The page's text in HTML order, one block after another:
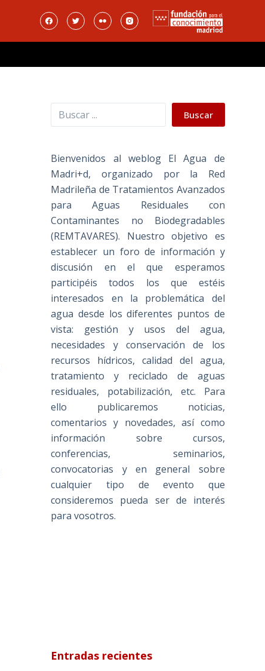
Buscar Buscar
Bienvenidos al weblog El Agua de
Madri+d, organizado por la Red
Madrileña de Tratamientos Avanzados
para Aguas Residuales con
Contaminantes no Biodegradables
(REMTAVARES). Nuestro objetivo es
establecer un foro de información y
discusión en el que esperamos
participéis todos los que estéis
interesados en la problemática del
agua desde los diferentes puntos de
vista: gestión y usos del agua,
necesidades y conservación de los
recursos hídricos, calidad del agua,
tratamiento y reciclado de aguas
residuales, potabilización, etc. Para
ello publicaremos noticias,
comentarios y novedades, así como
información sobre cursos,
conferencias, seminarios,
convocatorias y en general sobre
cualquier tipo de evento que
consideremos pueda ser de interés
para vosotros.
Entradas recientes